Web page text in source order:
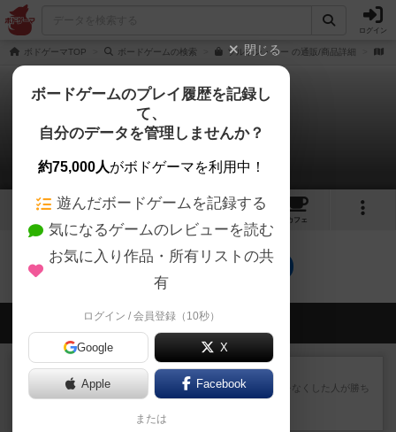
ログイン
ボドゲーマTOP ボードゲームの検索 ソルトン・シー の通販/商品詳細
ソルトン・シー
0件の動画
4 8
カフェ
ソルトン・シーのトップに戻る
会員の新しい投稿
レビュー ラミィキューブ
数字の牌を出して1番早く手札をなくした人が勝ち
というシンプルだけど非常...
21分前
閉じる
ボードゲームのプレイ履歴を記録し
て、
自分のデータを管理しませんか？
約75,000人がボドゲーマを利用中！
遊んだボードゲームを記録する
気になるゲームのレビューを読む
お気に入り作品・所有リストの共
有
ログイン / 会員登録（10秒）
Google X
Apple Facebook
または